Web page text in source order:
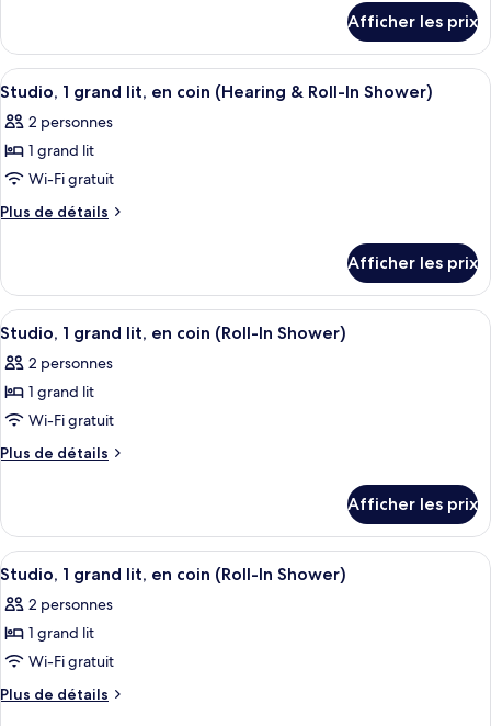
Studio,
grand
lit
(Roll-
In
Shower,
Mobility)
Studio,
grand
(Roll-
In
Mobility)
Afficher les prix
Afficher
toutes
les
photos
pour
ce
chambre :
Studio,
1
grand
lit,
en
coin
(Hearing
In
Shower)
Une chambre d’hôtel avec un
4
Studio, 1 grand lit, en coin (Hearing & Roll-In Shower)
2 personnes
1 grand lit
Wi-Fi gratuit
Plus de détails
Plus
Studio,
grand
en
coin
&
Roll-
In
Afficher les prix
Afficher
toutes
les
photos
pour
ce
chambre :
Studio,
1
grand
lit,
en
coin
(Roll-
Une chambre d’hôtel avec un
4
Studio, 1 grand lit, en coin (Roll-In Shower)
2 personnes
1 grand lit
Wi-Fi gratuit
Plus de détails
Plus
Studio,
grand
en
coin
In
Shower)
Afficher les prix
Afficher
toutes
les
photos
pour
ce
Une chambre d’hôtel avec un
4
Studio, 1 grand lit, en coin (Roll-In Shower)
2 personnes
1 grand lit
Wi-Fi gratuit
Plus de détails
Plus